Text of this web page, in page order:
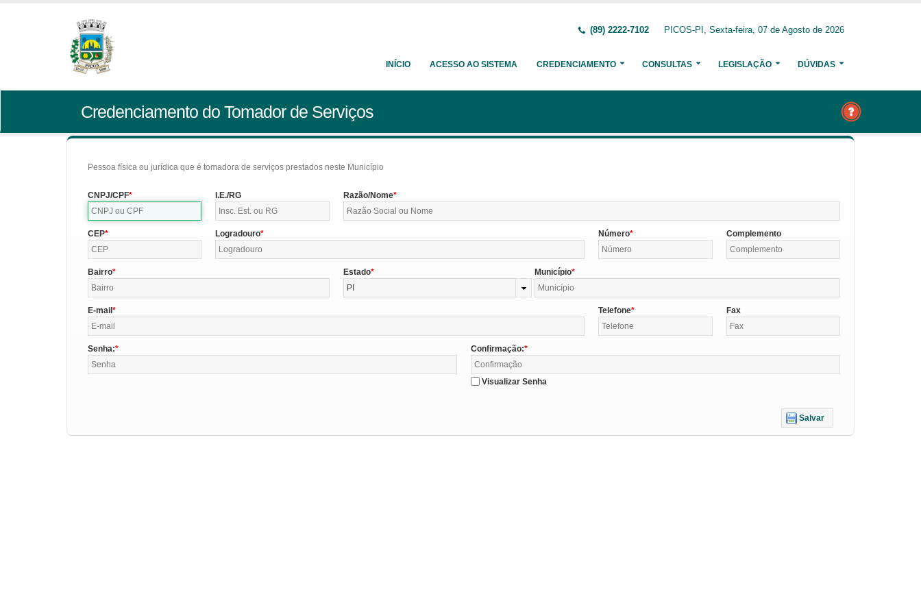
(89) 2222-7102 PICOS-PI, Sexta-feira, 07 de Agosto de 2026
INÍCIO ACESSO AO SISTEMA CREDENCIAMENTO CONSULTAS LEGISLAÇÃO DÚVIDAS
Credenciamento do Tomador de Serviços
Pessoa física ou jurídica que é tomadora de serviços prestados neste Município
CNPJ/CPF I.E./RG Razão/Nome
CEP Logradouro Número Complemento
Bairro
Estado
PI
Município
E-mail Telefone Fax
Senha: Confirmação:
Visualizar Senha
Salvar